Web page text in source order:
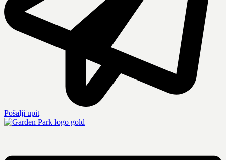
Pošalji upit